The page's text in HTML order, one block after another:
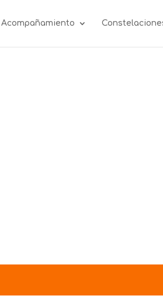
Acompañamiento